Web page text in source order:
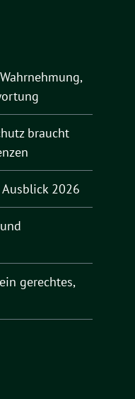
braucht
2026
gerechtes,